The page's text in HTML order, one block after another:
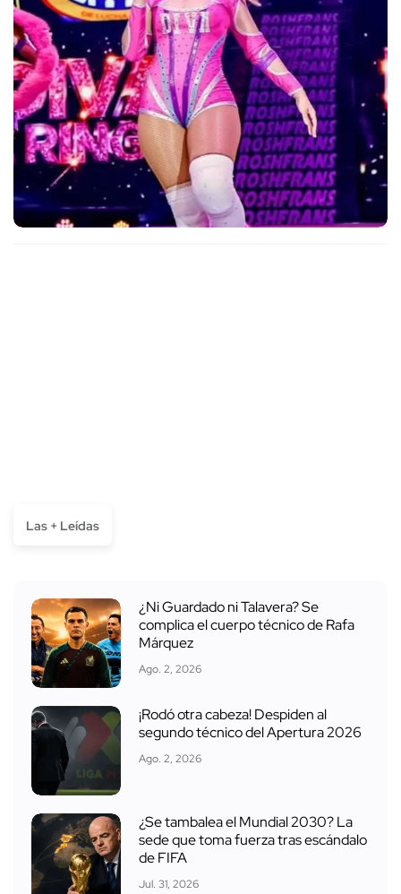
Las + Leídas
¿Ni Guardado ni Talavera? Se
complica el cuerpo técnico de Rafa
Márquez
Ago. 2, 2026
¡Rodó otra cabeza! Despiden al
segundo técnico del Apertura 2026
Ago. 2, 2026
¿Se tambalea el Mundial 2030? La
sede que toma fuerza tras escándalo
de FIFA
Jul. 31, 2026